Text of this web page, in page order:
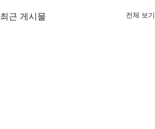
최근 게시물 전체 보기